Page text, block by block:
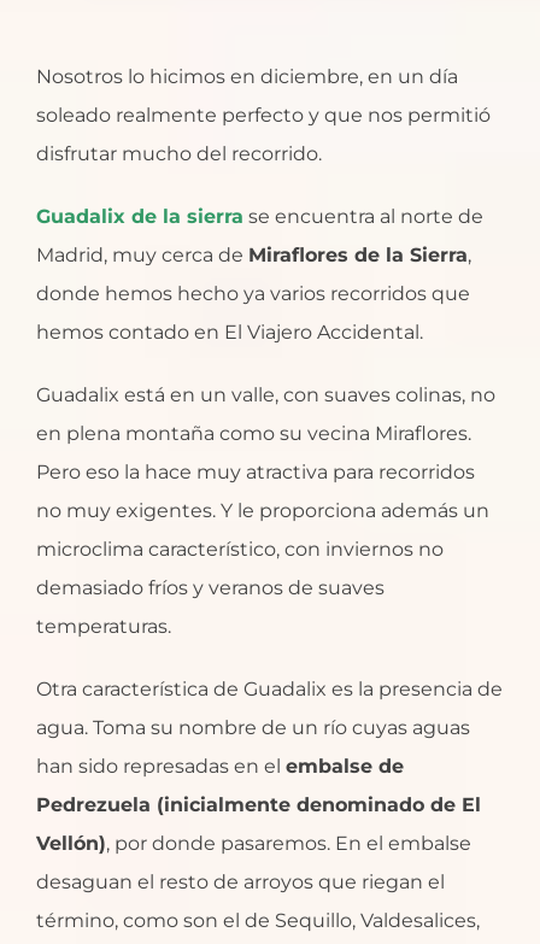
Nosotros lo hicimos en diciembre, en un día
soleado realmente perfecto y que nos permitió
disfrutar mucho del recorrido.
Guadalix de la sierra se encuentra al norte de
Madrid, muy cerca de Miraflores de la Sierra,
donde hemos hecho ya varios recorridos que
hemos contado en El Viajero Accidental.
Guadalix está en un valle, con suaves colinas, no
en plena montaña como su vecina Miraflores.
Pero eso la hace muy atractiva para recorridos
no muy exigentes. Y le proporciona además un
microclima característico, con inviernos no
demasiado fríos y veranos de suaves
temperaturas.
Otra característica de Guadalix es la presencia de
agua. Toma su nombre de un río cuyas aguas
han sido represadas en el embalse de
Pedrezuela (inicialmente denominado de El
Vellón), por donde pasaremos. En el embalse
desaguan el resto de arroyos que riegan el
término, como son el de Sequillo, Valdesalices,